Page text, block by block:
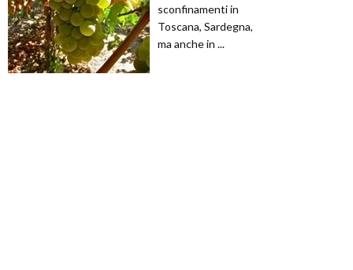
sconfinamenti in
Toscana, Sardegna,
ma anche in ...